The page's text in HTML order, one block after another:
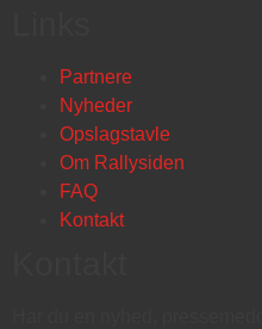
Partnere
Nyheder
Opslagstavle
Om Rallysiden
FAQ
Kontakt